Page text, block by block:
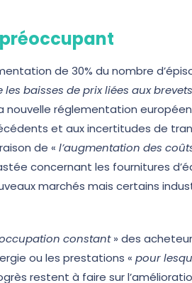
de 30% du nombre
baisses de prix liées aux
nouvelle réglementation
et aux incertitudes de
de « l’augmentation des
concernant les fournitures
marchés mais certains
constant» des
ou les prestations « pour
restent à faire sur